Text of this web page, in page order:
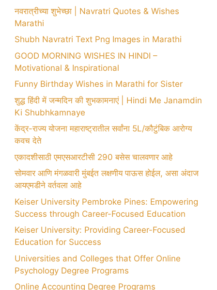
नवरात्रीच्या शुभेच्छा | Navratri Quotes & Wishes
Marathi
Shubh Navratri Text Png Images in Marathi
GOOD MORNING WISHES IN HINDI –
Motivational & Inspirational
Funny Birthday Wishes in Marathi for Sister
शुद्ध हिंदी में जन्मदिन की शुभकामनाएं | Hindi Me Janamdin
Ki Shubhkamnaye
केंद्र-राज्य योजना महाराष्ट्रातील सर्वांना 5L/कौटुंबिक आरोग्य
कवच देते
एकादशीसाठी एमएसआरटीसी 290 बसेस चालवणार आहे
सोमवार आणि मंगळवारी मुंबईत लक्षणीय पाऊस होईल, असा अंदाज
आयएमडीने वर्तवला आहे
Keiser University Pembroke Pines: Empowering
Success through Career-Focused Education
Keiser University: Providing Career-Focused
Education for Success
Universities and Colleges that Offer Online
Psychology Degree Programs
Online Accounting Degree Programs